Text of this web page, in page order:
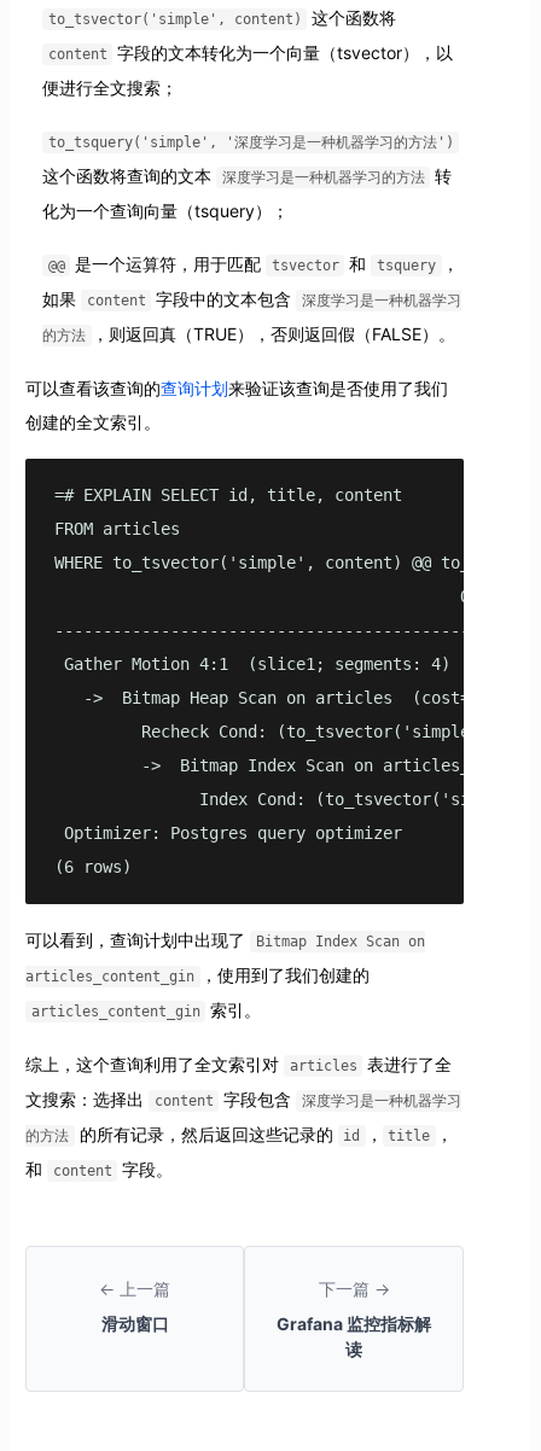
to_tsvector('simple', content) 这个函数将
content
字段的文本转化为一个向量（tsvector），以
便进行全文搜索；
to_tsquery('simple', '深度学习是一种机器学习的方法')
这个函数将查询的文本 深度学习是一种机器学习的方法
转
化为一个查询向量（tsquery）；
@@ 是一个运算符，用于匹配 tsvector 和 tsquery
，
如果
content 字段中的文本包含 深度学习是一种机器学习
的方法 ，则返回真（TRUE），否则返回假（FALSE）。
可以查看该查询的查询计划来验证该查询是否使用了我们
创建的全文索引。
=# EXPLAIN SELECT id, title, content
FROM articles
WHERE to_tsvector('simple', content) @@
QUERY
Gather Motion 4:1  (slice1; segments: 4)
->  Bitmap Heap Scan on articles
Recheck Cond:
->  Bitmap Index Scan on
Index Cond:
Optimizer: Postgres query optimizer
(6 rows)
可以看到，查询计划中出现了 Bitmap Index Scan on
articles_content_gin ，使用到了我们创建的
articles_content_gin 索引。
综上，这个查询利用了全文索引对 articles
表进行了全
文搜索：选择出
content 字段包含 深度学习是一种机器学习
的方法 的所有记录，然后返回这些记录的 id ， title
，
和
content 字段。
← 上一篇
滑动窗口
下一篇 →
Grafana 监控指标解
读